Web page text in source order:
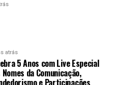
atrás
5 Anos com Live Especial
da Comunicação,
e Participações